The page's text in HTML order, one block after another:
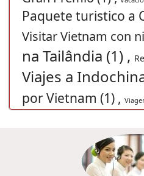
Paquete turistico a
Visitar Vietnam con
na Tailândia (1) ,
Viajes a
por Vietnam (1) ,
para o Vietnã
Viajes a
vacaciones vietnam
Pacotes de viagens